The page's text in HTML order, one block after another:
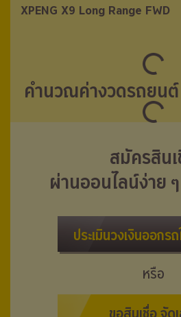
XPENG X9 Long Range FWD
XPENG X9 Long Range FWD
คำนวณค่างวดรถยนต์
สมัครสิน
ผ่านออนไลน์ง่าย
ประเมินวงเงินออกร
หรือ